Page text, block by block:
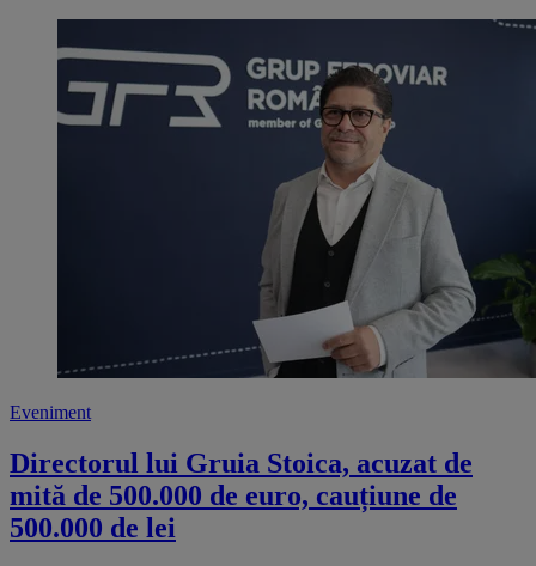
Eveniment
Directorul lui Gruia Stoica, acuzat de
mită de 500.000 de euro, cauțiune de
500.000 de lei